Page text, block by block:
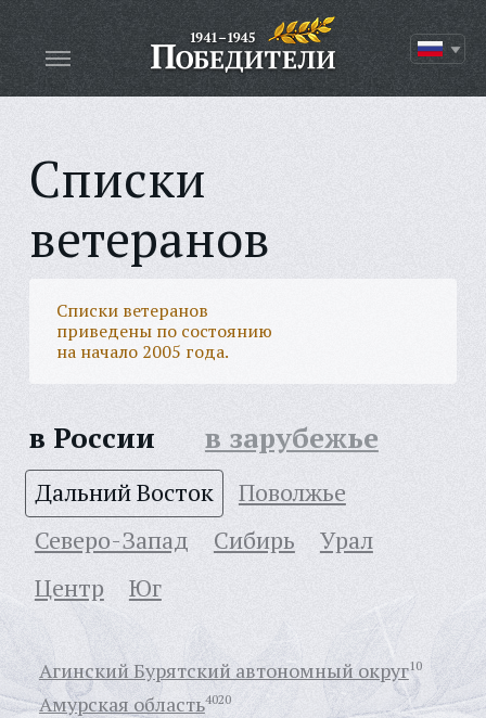
Списки
ветеранов
Списки ветеранов
приведены по состоянию
на начало 2005 года.
в России в зарубежье
Дальний Восток
Поволжье
Северо-Запад
Сибирь
Урал
Центр
Юг
Агинский Бурятский автономный округ10
Амурская область4020